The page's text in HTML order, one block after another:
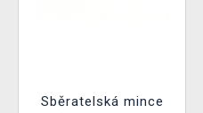
Sběratelská mince